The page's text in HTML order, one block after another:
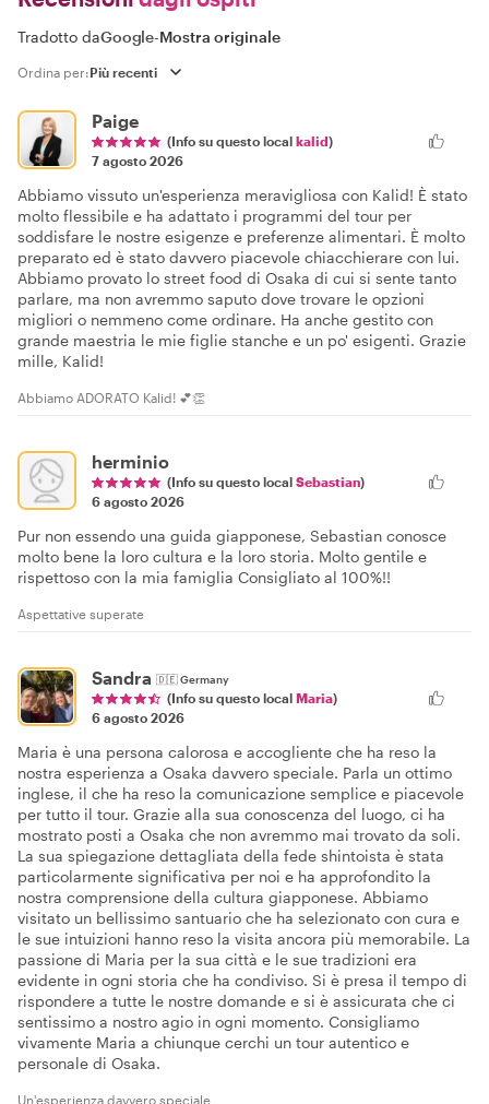
Tradotto daGoogle-Mostra originale
Ordina per:
Paige
(Info su questo local kalid)
7 agosto 2026
Abbiamo vissuto un'esperienza meravigliosa con Kalid! È stato
molto flessibile e ha adattato i programmi del tour per
soddisfare le nostre esigenze e preferenze alimentari. È molto
preparato ed è stato davvero piacevole chiacchierare con lui.
Abbiamo provato lo street food di Osaka di cui si sente tanto
parlare, ma non avremmo saputo dove trovare le opzioni
migliori o nemmeno come ordinare. Ha anche gestito con
grande maestria le mie figlie stanche e un po' esigenti. Grazie
mille, Kalid!
Abbiamo ADORATO Kalid! 💕👏
herminio
(Info su questo local Sebastian)
6 agosto 2026
Pur non essendo una guida giapponese, Sebastian conosce
molto bene la loro cultura e la loro storia. Molto gentile e
rispettoso con la mia famiglia Consigliato al 100%!!
Aspettative superate
Sandra 🇩🇪Germany
(Info su questo local Maria)
6 agosto 2026
Maria è una persona calorosa e accogliente che ha reso la
nostra esperienza a Osaka davvero speciale. Parla un ottimo
inglese, il che ha reso la comunicazione semplice e piacevole
per tutto il tour. Grazie alla sua conoscenza del luogo, ci ha
mostrato posti a Osaka che non avremmo mai trovato da soli.
La sua spiegazione dettagliata della fede shintoista è stata
particolarmente significativa per noi e ha approfondito la
nostra comprensione della cultura giapponese. Abbiamo
visitato un bellissimo santuario che ha selezionato con cura e
le sue intuizioni hanno reso la visita ancora più memorabile. La
passione di Maria per la sua città e le sue tradizioni era
evidente in ogni storia che ha condiviso. Si è presa il tempo di
rispondere a tutte le nostre domande e si è assicurata che ci
sentissimo a nostro agio in ogni momento. Consigliamo
vivamente Maria a chiunque cerchi un tour autentico e
personale di Osaka.
Un'esperienza davvero speciale